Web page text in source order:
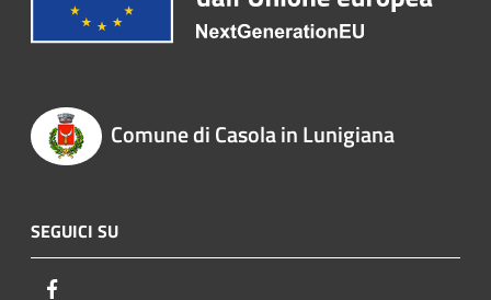
Comune di Casola in Lunigiana
SEGUICI SU